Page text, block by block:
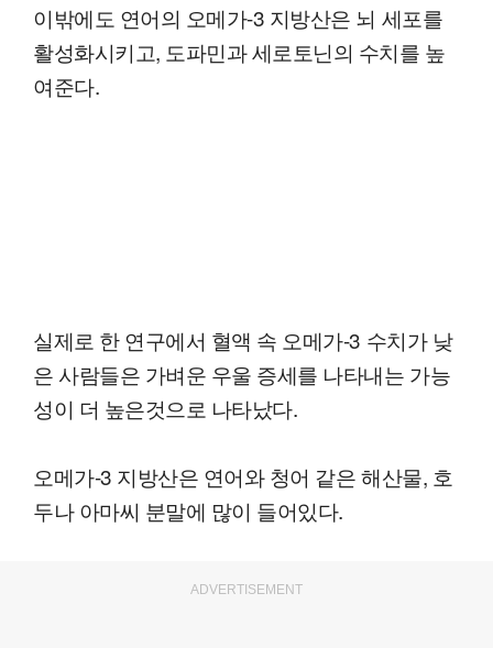
이밖에도 연어의 오메가-3 지방산은 뇌 세포를
활성화시키고, 도파민과 세로토닌의 수치를 높
여준다.
실제로 한 연구에서 혈액 속 오메가-3 수치가 낮
은 사람들은 가벼운 우울 증세를 나타내는 가능
성이 더 높은것으로 나타났다.
오메가-3 지방산은 연어와 청어 같은 해산물, 호
두나 아마씨 분말에 많이 들어있다.
ADVERTISEMENT